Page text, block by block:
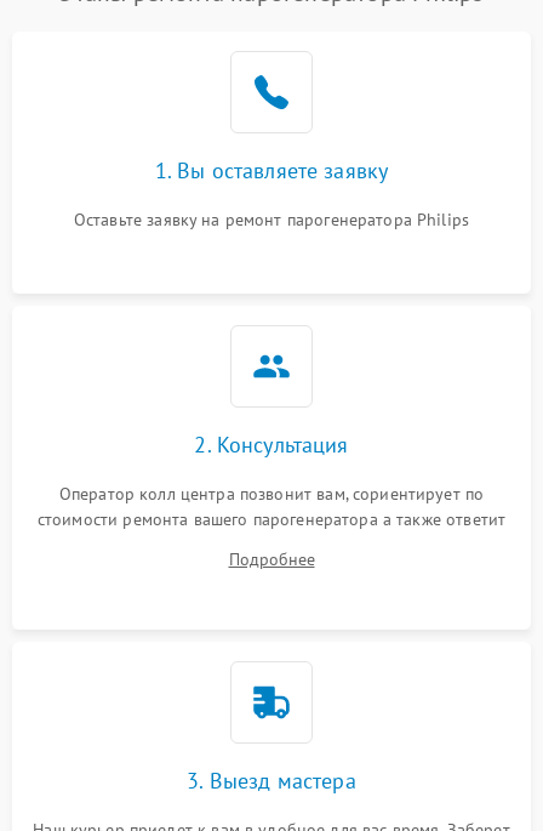
1200 ₽
Не подает пар 1800 ₽ Подробнее →
1. Вы оставляете заявку
Оставьте заявку на ремонт парогенератора Philips
2. Консультация
Оператор колл центра позвонит вам, сориентирует по
стоимости ремонта вашего парогенератора а также ответит
Подробнее
3. Выезд мастера